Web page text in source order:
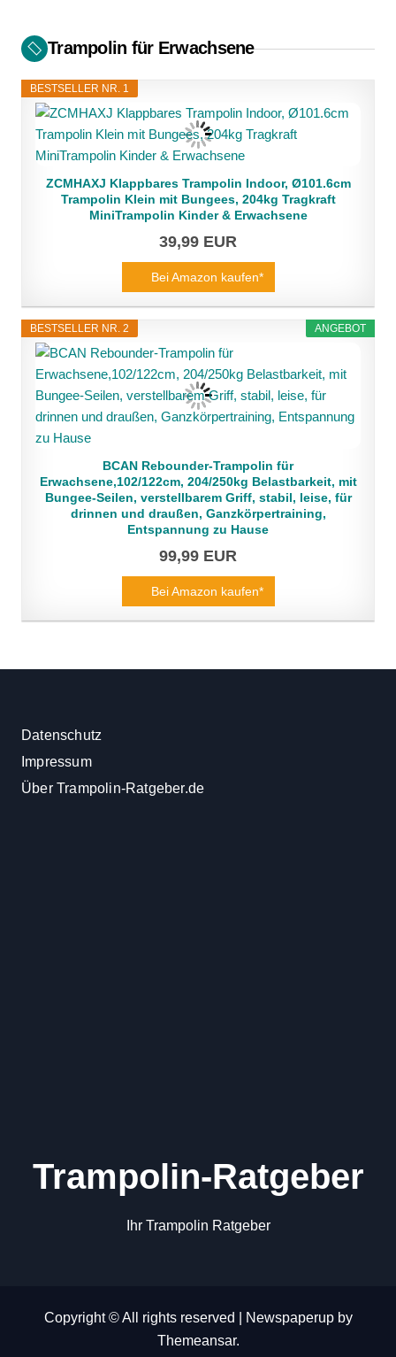
Trampolin für Erwachsene
BESTSELLER NR. 1
ZCMHAXJ Klappbares Trampolin Indoor, Ø101.6cm
Trampolin Klein mit Bungees, 204kg Tragkraft
MiniTrampolin Kinder & Erwachsene
39,99 EUR
Bei Amazon kaufen*
ANGEBOT
BESTSELLER NR. 2
BCAN Rebounder-Trampolin für
Erwachsene,102/122cm, 204/250kg Belastbarkeit, mit
Bungee-Seilen, verstellbarem Griff, stabil, leise, für
drinnen und draußen, Ganzkörpertraining,
Entspannung zu Hause
99,99 EUR
Bei Amazon kaufen*
Datenschutz
Impressum
Über Trampolin-Ratgeber.de
Trampolin-Ratgeber
Ihr Trampolin Ratgeber
Copyright © All rights reserved Newspaperupby
Themeansar.